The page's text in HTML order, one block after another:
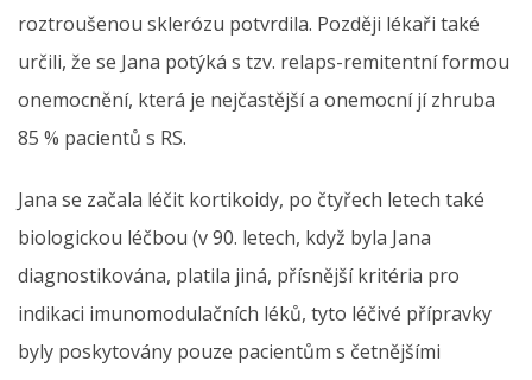
roztroušenou sklerózu potvrdila. Později lékaři také
určili, že se Jana potýká s tzv. relaps-remitentní formou
onemocnění, která je nejčastější a onemocní jí zhruba
85 % pacientů s RS.
Jana se začala léčit kortikoidy, po čtyřech letech také
biologickou léčbou (v 90. letech, když byla Jana
diagnostikována, platila jiná, přísnější kritéria pro
indikaci imunomodulačních léků, tyto léčivé přípravky
byly poskytovány pouze pacientům s četnějšími